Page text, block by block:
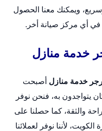
ويمكنك معنا الحصول
في أي مركز صيانة أخر.
خدمة منازل
خدمة منازل أصبحت
يتواجدون به، فنحن نوفر
والثقة، كما حصلنا على
لأننا نوفر لعملائنا